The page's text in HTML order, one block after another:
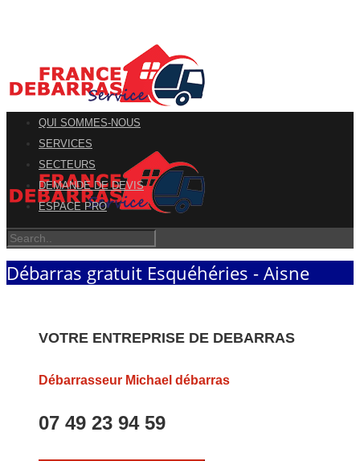
QUI SOMMES-NOUS
SERVICES
SECTEURS
DEMANDE DE DEVIS
ESPACE PRO
Débarras gratuit Esquéhéries - Aisne
VOTRE ENTREPRISE DE DEBARRAS
Débarrasseur Michael débarras
07 49 23 94 59